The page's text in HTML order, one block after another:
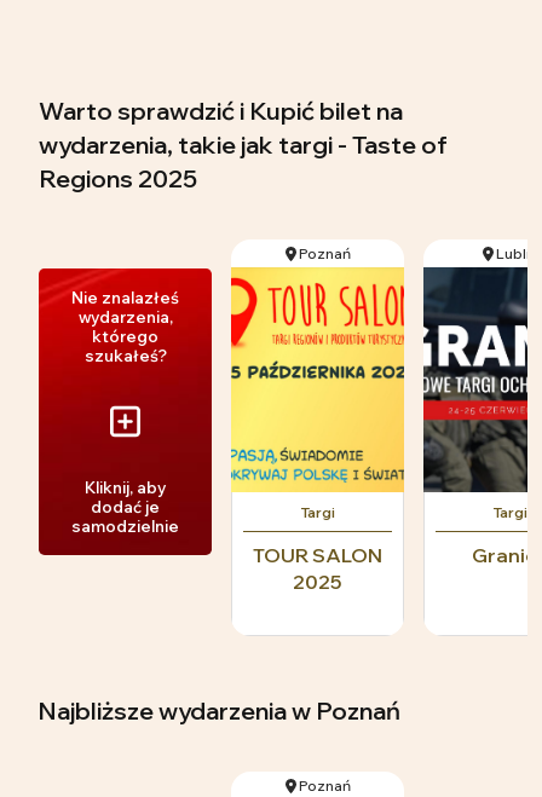
Warto sprawdzić i Kupić bilet na
wydarzenia, takie jak targi - Taste of
Regions 2025
Nie znalazłeś
wydarzenia,
którego
szukałeś?
Kliknij, aby
dodać je
samodzielnie
Poznań
Targi
TOUR SALON
2025
Lublin
Targi
Najbliższe wydarzeniaw Poznań
Poznań